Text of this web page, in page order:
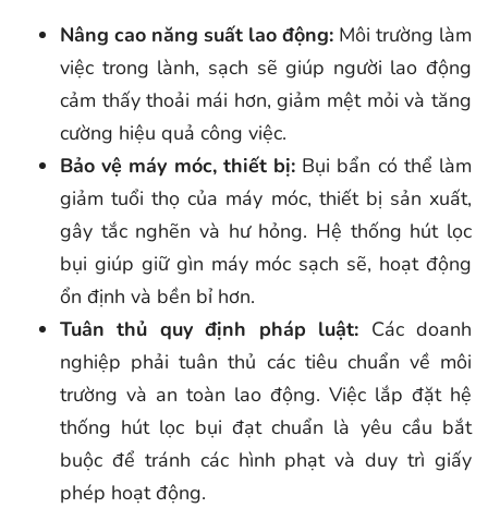
Nâng cao năng suất lao động: Môi trường làm
việc trong lành, sạch sẽ giúp người lao động
cảm thấy thoải mái hơn, giảm mệt mỏi và tăng
cường hiệu quả công việc.
Bảo vệ máy móc, thiết bị: Bụi bẩn có thể làm
giảm tuổi thọ của máy móc, thiết bị sản xuất,
gây tắc nghẽn và hư hỏng. Hệ thống hút lọc
bụi giúp giữ gìn máy móc sạch sẽ, hoạt động
ổn định và bền bỉ hơn.
Tuân thủ quy định pháp luật: Các doanh
nghiệp phải tuân thủ các tiêu chuẩn về môi
trường và an toàn lao động. Việc lắp đặt hệ
thống hút lọc bụi đạt chuẩn là yêu cầu bắt
buộc để tránh các hình phạt và duy trì giấy
phép hoạt động.